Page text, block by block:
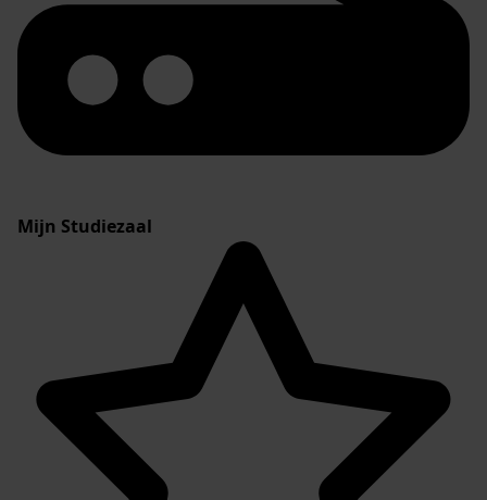
Mijn Studiezaal